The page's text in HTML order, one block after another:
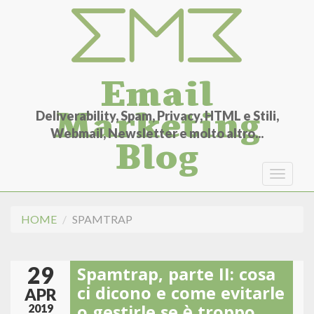
Email
Marketing
Blog
Deliverability, Spam, Privacy, HTML e Stili,
Webmail, Newsletter e molto altro...
Toggle
HOME SPAMTRAP
29
APR
2019
Spamtrap, parte II: cosa
ci dicono e come evitarle